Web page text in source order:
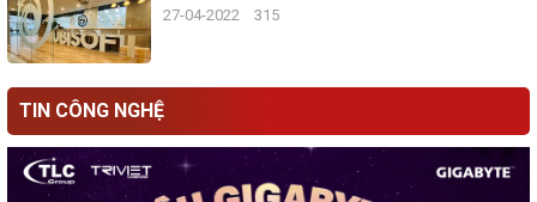
27-04-2022 315
TIN CÔNG NGHỆ